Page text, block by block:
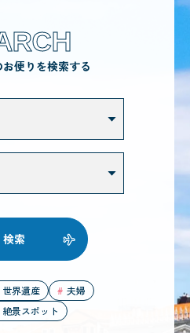
便りを検索する
検索
世界遺産
夫婦
絶景スポット